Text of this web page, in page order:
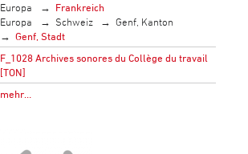
Europa
Frankreich
Europa
Schweiz
Genf, Kanton
Genf, Stadt
F_1028 Archives sonores du Collège du travail
[TON]
mehr…